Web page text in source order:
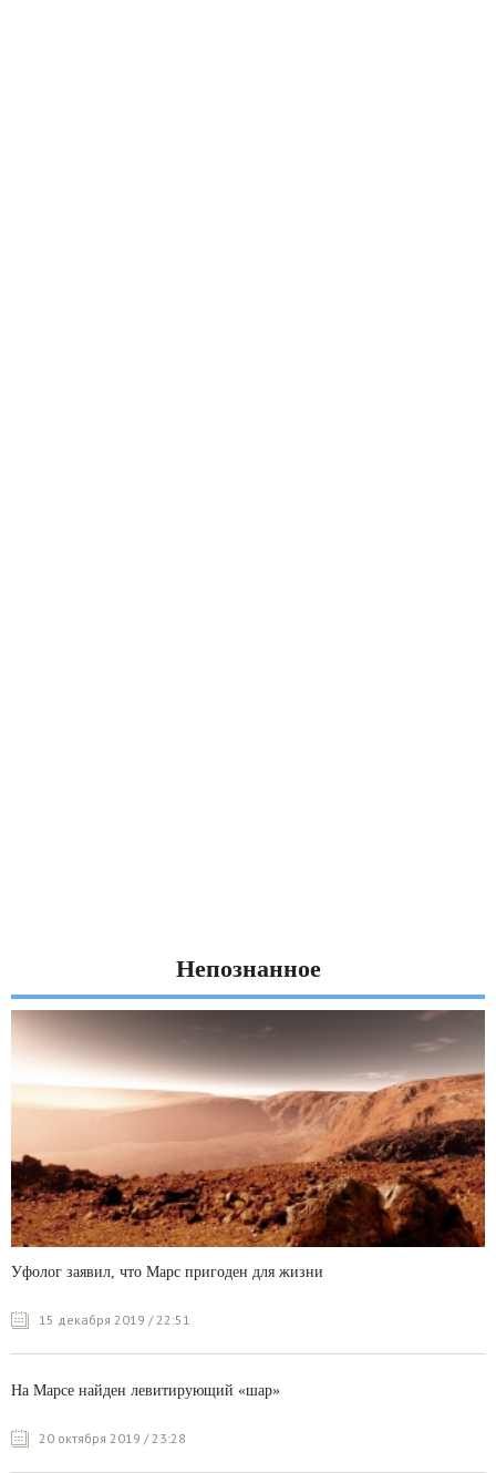
Непознанное
Уфолог заявил, что Марс пригоден для жизни
15 декабря 2019 / 22:51
На Марсе найден левитирующий «шар»
20 октября 2019 / 23:28